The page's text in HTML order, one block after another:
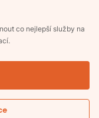
co nejlepší služby na